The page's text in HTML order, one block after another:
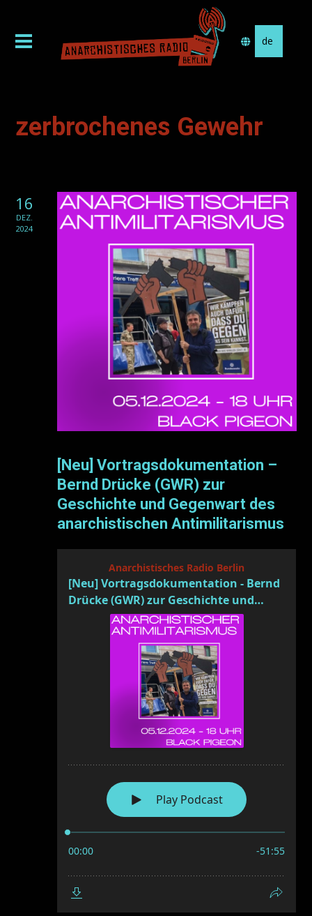
auswählen
zerbrochenes Gewehr
16
DEZ.
2024
[Neu] Vortragsdokumentation –
Bernd Drücke (GWR) zur
Geschichte und Gegenwart des
anarchistischen Antimilitarismus